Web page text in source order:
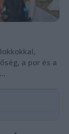
a por és a